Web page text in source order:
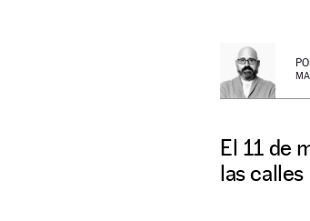
El 11 de
las